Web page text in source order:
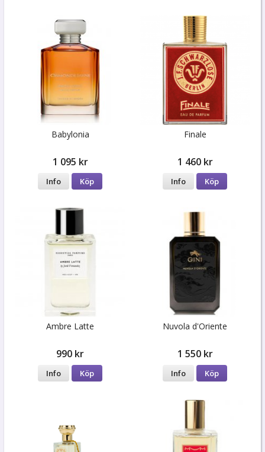
Babylonia
1 095 kr
Info Köp
Finale
1 460 kr
Info Köp
Ambre Latte
990 kr
Info Köp
Nuvola d'Oriente
1 550 kr
Info Köp